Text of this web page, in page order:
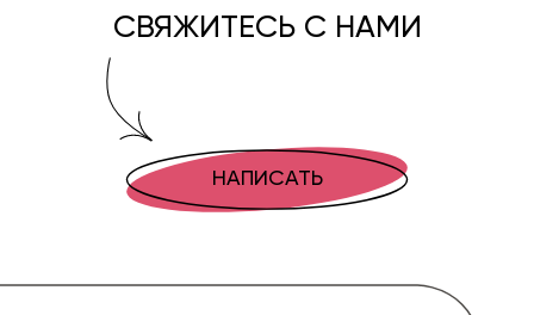
НАПИСАТЬ
СВЯЖИТЕСЬ С НАМИ